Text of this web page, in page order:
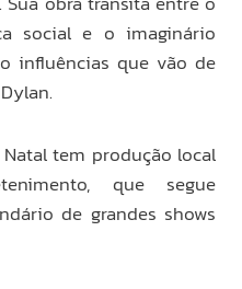
social e o imaginário
influências que vão de
tem produção local
que segue
de grandes shows